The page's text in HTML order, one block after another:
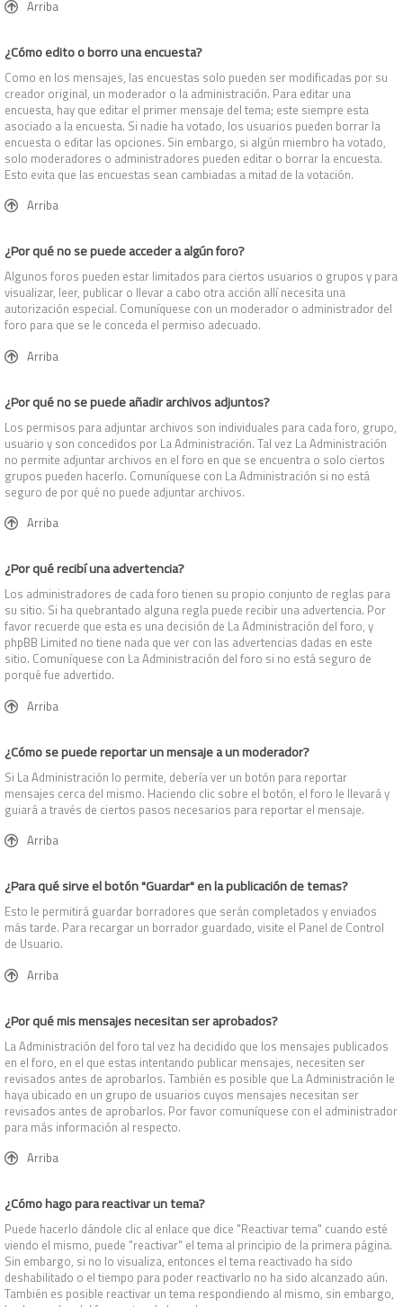
Arriba
¿Cómo edito o borro una encuesta?
Como en los mensajes, las encuestas solo pueden ser modificadas por su
creador original, un moderador o la administración. Para editar una
encuesta, hay que editar el primer mensaje del tema; este siempre esta
asociado a la encuesta. Si nadie ha votado, los usuarios pueden borrar la
encuesta o editar las opciones. Sin embargo, si algún miembro ha votado,
solo moderadores o administradores pueden editar o borrar la encuesta.
Esto evita que las encuestas sean cambiadas a mitad de la votación.
Arriba
¿Por qué no se puede acceder a algún foro?
Algunos foros pueden estar limitados para ciertos usuarios o grupos y para
visualizar, leer, publicar o llevar a cabo otra acción allí necesita una
autorización especial. Comuníquese con un moderador o administrador del
foro para que se le conceda el permiso adecuado.
Arriba
¿Por qué no se puede añadir archivos adjuntos?
Los permisos para adjuntar archivos son individuales para cada foro, grupo,
usuario y son concedidos por La Administración. Tal vez La Administración
no permite adjuntar archivos en el foro en que se encuentra o solo ciertos
grupos pueden hacerlo. Comuníquese con La Administración si no está
seguro de por qué no puede adjuntar archivos.
Arriba
¿Por qué recibí una advertencia?
Los administradores de cada foro tienen su propio conjunto de reglas para
su sitio. Si ha quebrantado alguna regla puede recibir una advertencia. Por
favor recuerde que esta es una decisión de La Administración del foro, y
phpBB Limited no tiene nada que ver con las advertencias dadas en este
sitio. Comuníquese con La Administración del foro si no está seguro de
porqué fue advertido.
Arriba
¿Cómo se puede reportar un mensaje a un moderador?
Si La Administración lo permite, debería ver un botón para reportar
mensajes cerca del mismo. Haciendo clic sobre el botón, el foro le llevará y
guiará a través de ciertos pasos necesarios para reportar el mensaje.
Arriba
¿Para qué sirve el botón "Guardar" en la publicación de temas?
Esto le permitirá guardar borradores que serán completados y enviados
más tarde. Para recargar un borrador guardado, visite el Panel de Control
de Usuario.
Arriba
¿Por qué mis mensajes necesitan ser aprobados?
La Administración del foro tal vez ha decidido que los mensajes publicados
en el foro, en el que estas intentando publicar mensajes, necesiten ser
revisados antes de aprobarlos. También es posible que La Administración le
haya ubicado en un grupo de usuarios cuyos mensajes necesitan ser
revisados antes de aprobarlos. Por favor comuníquese con el administrador
para más información al respecto.
Arriba
¿Cómo hago para reactivar un tema?
Puede hacerlo dándole clic al enlace que dice "Reactivar tema" cuando esté
viendo el mismo, puede "reactivar" el tema al principio de la primera página.
Sin embargo, si no lo visualiza, entonces el tema reactivado ha sido
deshabilitado o el tiempo para poder reactivarlo no ha sido alcanzado aún.
También es posible reactivar un tema respondiendo al mismo, sin embargo,